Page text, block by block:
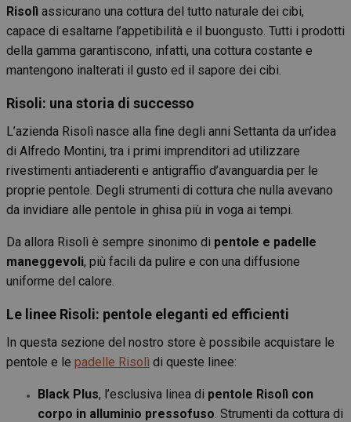
Risolì assicurano una cottura del tutto naturale dei cibi,
capace di esaltarne l’appetibilità e il buongusto. Tutti i prodotti
della gamma garantiscono, infatti, una cottura costante e
mantengono inalterati il gusto ed il sapore dei cibi.
Risoli: una storia di successo
L’azienda Risolì nasce alla fine degli anni Settanta da un’idea
di Alfredo Montini, tra i primi imprenditori ad utilizzare
rivestimenti antiaderenti e antigraffio d’avanguardia per le
proprie pentole. Degli strumenti di cottura che nulla avevano
da invidiare alle pentole in ghisa più in voga ai tempi.
Da allora Risolì è sempre sinonimo di pentole e padelle
maneggevoli, più facili da pulire e con una diffusione
uniforme del calore.
Le linee Risoli: pentole eleganti ed efficienti
In questa sezione del nostro store è possibile acquistare le
pentole e le padelle Risolì di queste linee:
Black Plus, l’esclusiva linea di pentole Risolì con
corpo in alluminio pressofuso. Strumenti da cottura di